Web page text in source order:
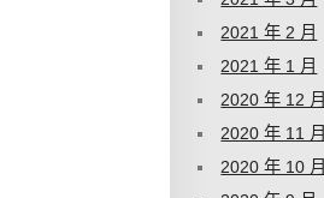
2021 年 2 月
2021 年 1 月
2020 年 12 月
2020 年 11 月
2020 年 10 月